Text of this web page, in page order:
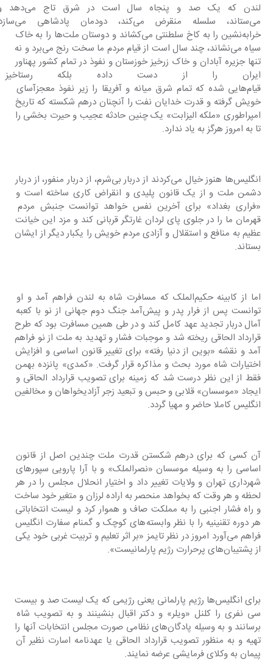
لندن که یک صد و پنجاه
می‌ستاند، سلسله منقرض می‌کند،
خرابه‌نشین را به کاخ سلطنتی می‌کشاند و دوستان ملت‌ها را به خاک
سیاه می‌نشاند، چند سال است از قیام مردم ما سخت رنج می‌برد و نه
تنها جزیره آبادان و خاک زرخیز خوزستان و نفوذ در تمام کشور پهناور
ایران را از دست داده بلکه
قیام‌هایی شده که تمام شرق میانه و آفریقا را زیر نفوذ معجز‌آسای
خویش گرفته و قدرت خدایان نفت را آنچنان درهم شکسته که تاریخ
امپراطوری «ملکه الیزابت» یک چنین حادثه عجیب و حیرت بخشی را
تا به امروز هرگز به یاد ندارد.
انگلیس‌ها هنوز خیال می‌کردند از دربار بی‌شرم، از دربار منفور، از دربار
دشمن ملت و از یک قانون پلیدی و انقراض کاری ساخته است و
«فراری بغداد» برای آخرین نفس خواهد توانست جنبش مردم
قهرمان ما را در جلوی پای لردان غارتگر قربانی کند و مزد این خیانت
عظیم به منافع و استقلال و آزادی مردم خویش را یکبار دیگر از ایشان
بستاند.
اما از کابینه حکیم‌الملک که مسافرت شاه به لندن فراهم آمد و او
توانست پس از فرار پدر و پیش‌آمد جنگ دوم جهانی از نو با کعبه
آمال دربار تجدید عهد کامل کند و در طی همین مسافرت بود که طرح
قرارداد الحاقی ریخته شد و موجبات فشار و تهدید به ملت از نو فراهم
آمد و نقشه «بوین از دنیا رفته» برای تغییر قانون اساسی و افزایش
اختیارات شاه مورد بحث و مذاکره قرار گرفت. «کمدی» پانزده بهمن
فقط از این نظر درست شد که زمینه برای تصویب قرارداد الحاقی و
ایجاد «موسسان» قلابی و حبس و تبعید زجر آزادیخواهان و مخالفین
انگلیس کاملا حاضر و مهیا گردد.
آن کسی که برای درهم شکستن قدرت ملت چندین اصل از قانون
اساسی را به وسیله موسسان «نصرالملک» و با آرا پارویی سپورهای
شهرداری تهران و ولایات تغییر داد و اختیار انحلال مجلس را در هر
لحظه و هر وقت که بخواهد منحصر به اراده لرزان و متغیر خود ساخت
و راه فشار اجنبی را به مملکت صاف و هموار کرد و لیست انتخاباتی
هر دوره تقنینیه را با نظر وابسته‌های کوچک و گمنام سفارت انگلیس
فراهم می‌آورد امروز در نظر تایمز «بر اثر تعلیم و تربیت غربی خود یکی
از پشتیبان‌های پرحرارت رژیم پارلمانیست».
برای انگلیس‌ها رژیم پارلمانی یعنی رژیمی که یک لیست صد و بیست
سی نفری را کلنل «ویلر» و دکتر اقبال بنشینند و به تصویب شاه
برسانند و به وسیله پادگان‌های نظامی صورت مجلس انتخابات آنها را
تهیه و به منظور تصویب قرارداد الحاقی یا عهدنامه اسارت نظیر آن
پیمان به وکلای فرمایشی عرضه نمایند.